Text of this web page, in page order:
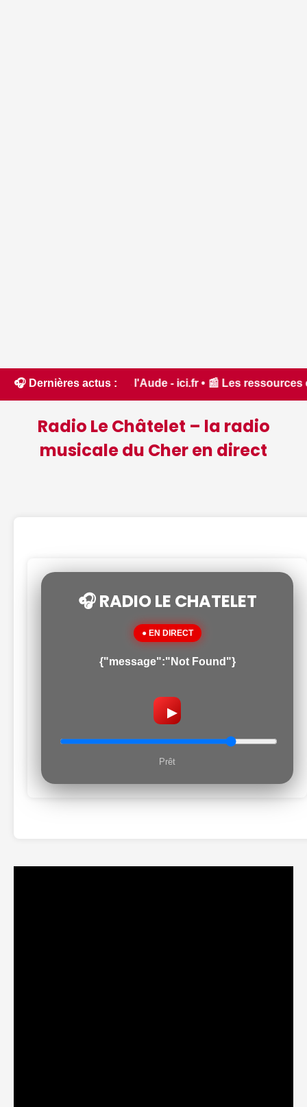
🎧 Dernières actus :
l'Aude - ici.fr • 📰 Les ressources en eau
Radio Le Châtelet – la radio
musicale du Cher en direct
🎧 RADIO LE CHATELET
● EN DIRECT
{"message":"Not Found"}
▶
Prêt